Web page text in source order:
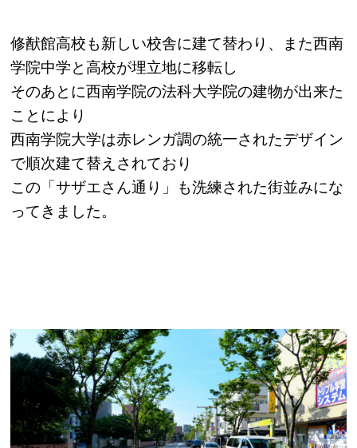
修猷館高校も新しい校舎に建て替わり、また西南
学院中学と高校が埋立地に移転し
そのあとに西南学院の法科大学院の建物が出来た
ことにより
西南学院大学は赤レンガ調の統一されたデザイン
で順次建て替えされており
この「サザエさん通り」も洗練された街並みにな
ってきました。